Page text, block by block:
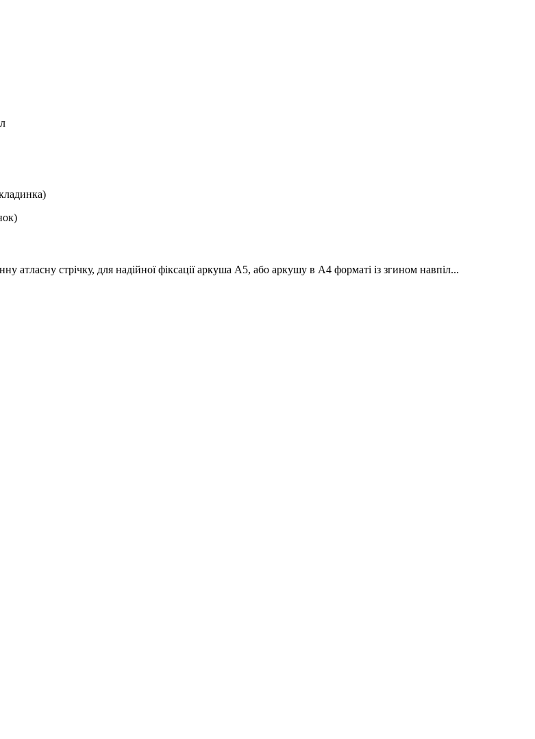
атласну стрічку, для надійної фіксації аркуша А5, або аркушу в А4 форматі із згином навпіл...